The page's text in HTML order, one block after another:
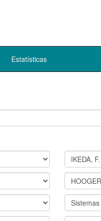
Estatísticas